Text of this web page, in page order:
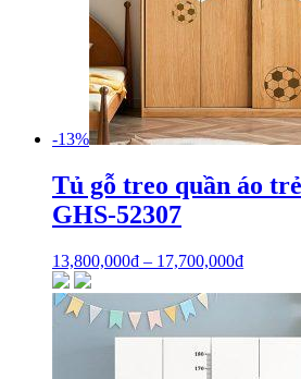
-13%
Tủ gỗ treo quần áo
GHS-52307
13,800,000₫ – 17,700,000₫